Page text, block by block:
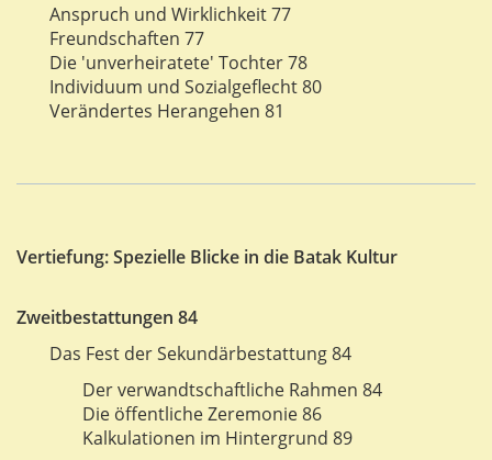
Anspruch und Wirklichkeit 77
Freundschaften 77
Die 'unverheiratete' Tochter 78
Individuum und Sozialgeflecht 80
Verändertes Herangehen 81
Vertiefung: Spezielle Blicke in die Batak Kultur
Zweitbestattungen 84
Das Fest der Sekundärbestattung 84
Der verwandtschaftliche Rahmen 84
Die öffentliche Zeremonie 86
Kalkulationen im Hintergrund 89